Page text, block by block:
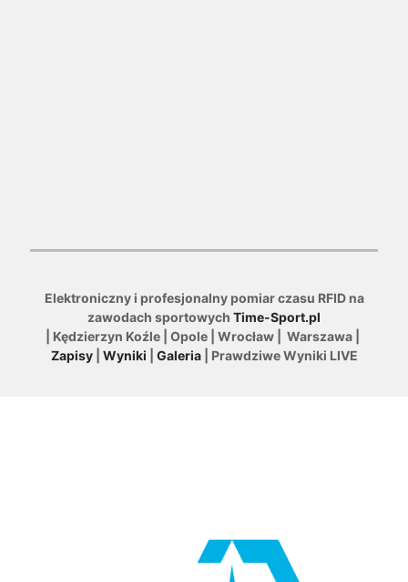
Elektroniczny i profesjonalny pomiar czasu RFID na
zawodach sportowych Time-Sport.pl
| Kędzierzyn Koźle | Opole | Wrocław | Warszawa |
Zapisy| Wyniki Galeria| Prawdziwe Wyniki LIVE